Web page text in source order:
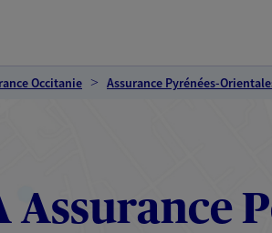
Occitanie Assurance Pyrénées-
Assurance